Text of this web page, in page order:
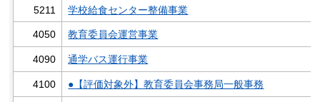
5211 学校給食センター整備事業
4050 教育委員会運営事業
4090 通学バス運行事業
4100 ●【評価対象外】教育委員会事務局一般事務